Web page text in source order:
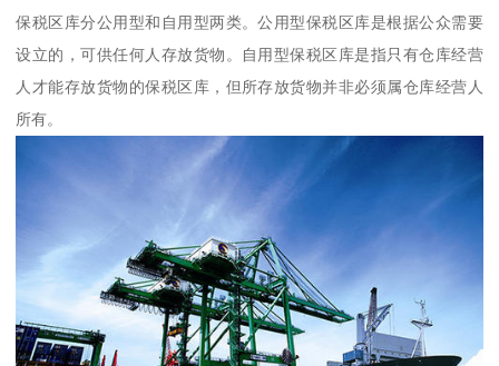
保税区库分公用型和自用型两类。公用型保税区库是根据公众需要
设立的，可供任何人存放货物。自用型保税区库是指只有仓库经营
人才能存放货物的保税区库，但所存放货物并非必须属仓库经营人
所有。